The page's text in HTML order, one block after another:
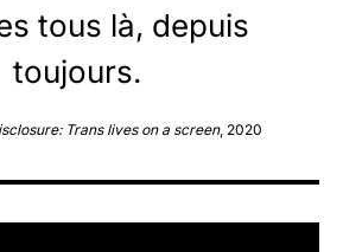
tous là, depuis
toujours.
Trans lives on a screen, 2020